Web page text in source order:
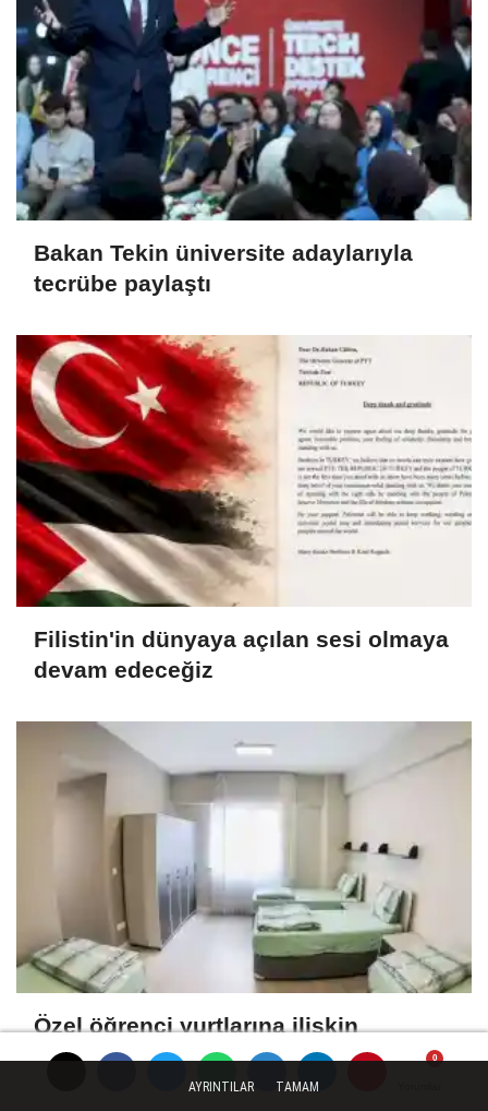
Bakan Tekin üniversite adaylarıyla
tecrübe paylaştı
Filistin'in dünyaya açılan sesi olmaya
devam edeceğiz
Özel öğrenci yurtlarına ilişkin
yönetmelik değişikliği... Geçiş süresi
AYRINTILAR TAMAM